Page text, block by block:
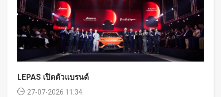
LEPAS เปิดตัวแบรนด์
27-07-2026 11:34